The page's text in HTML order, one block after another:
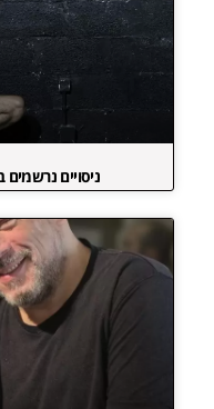
ניסויים